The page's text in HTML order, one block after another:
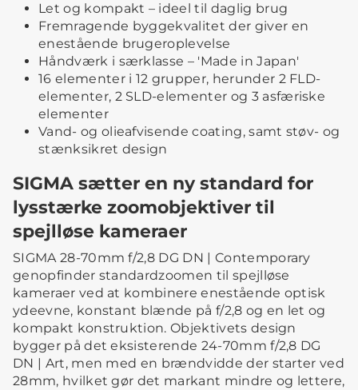
Let og kompakt – ideel til daglig brug
Fremragende byggekvalitet der giver en
enestående brugeroplevelse
Håndværk i særklasse – 'Made in Japan'
16 elementer i 12 grupper, herunder 2 FLD-
elementer, 2 SLD-elementer og 3 asfæriske
elementer
Vand- og olieafvisende coating, samt støv- og
stænksikret design
SIGMA sætter en ny standard for
lysstærke zoomobjektiver til
spejlløse kameraer
SIGMA 28-70mm f/2,8 DG DN | Contemporary
genopfinder standardzoomen til spejlløse
kameraer ved at kombinere enestående optisk
ydeevne, konstant blænde på f/2,8 og en let og
kompakt konstruktion. Objektivets design
bygger på det eksisterende 24-70mm f/2,8 DG
DN | Art, men med en brændvidde der starter ved
28mm, hvilket gør det markant mindre og lettere,